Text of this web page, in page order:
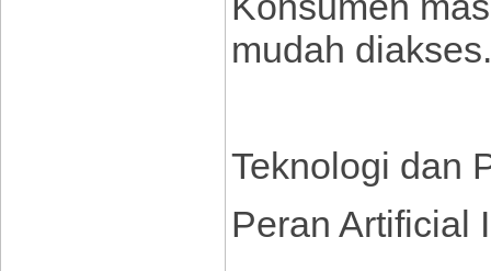
mudah diakses.
Teknologi dan
Peran Artificial